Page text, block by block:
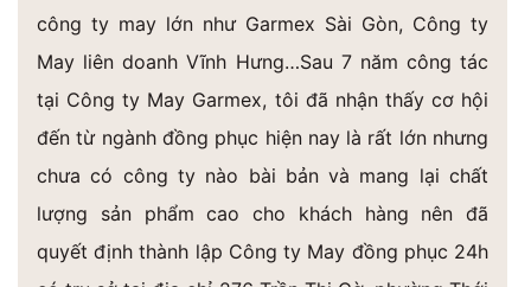
công ty may lớn như Garmex Sài Gòn, Công ty
May liên doanh Vĩnh Hưng…Sau 7 năm công tác
tại Công ty May Garmex, tôi đã nhận thấy cơ hội
đến từ ngành đồng phục hiện nay là rất lớn nhưng
chưa có công ty nào bài bản và mang lại chất
lượng sản phẩm cao cho khách hàng nên đã
quyết định thành lập Công ty May đồng phục 24h